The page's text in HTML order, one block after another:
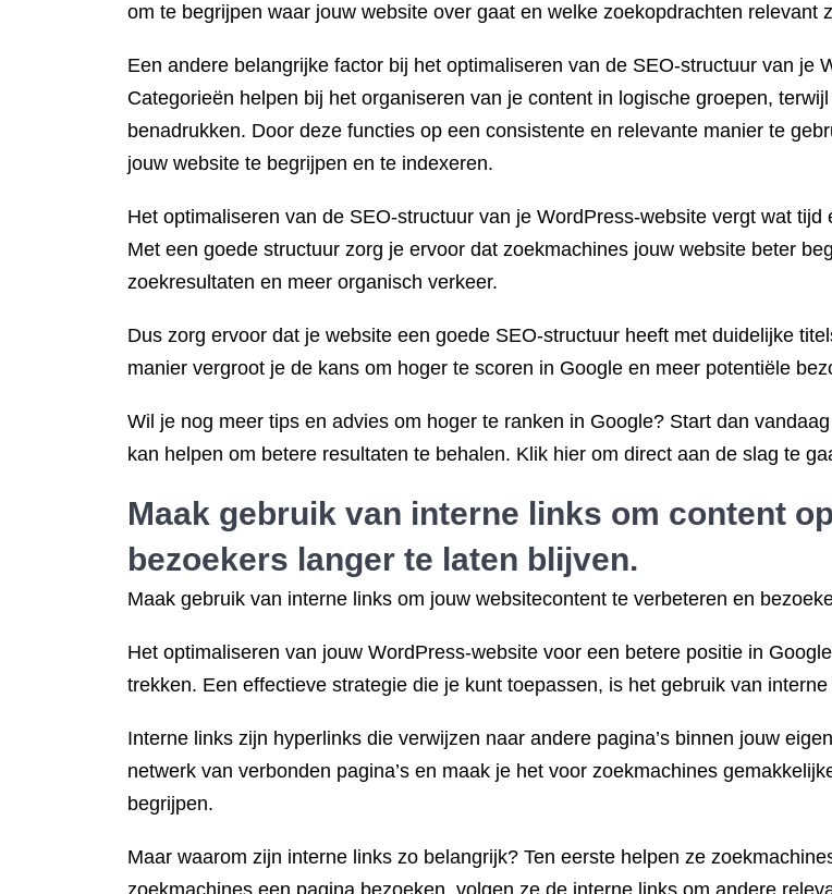
om te begrijpen waar jouw website over gaat en welke zoekopdrachten relevant
Een andere belangrijke factor bij het optimaliseren van de SEO-structuur van je
Categorieën helpen bij het organiseren van je content in logische groepen,
benadrukken. Door deze functies op een consistente en relevante manier te
jouw website te begrijpen en te indexeren.
Het optimaliseren van de SEO-structuur van je WordPress-website vergt wat
Met een goede structuur zorg je ervoor dat zoekmachines jouw website beter
zoekresultaten en meer organisch verkeer.
Dus zorg ervoor dat je website een goede SEO-structuur heeft met duidelijke
manier vergroot je de kans om hoger te scoren in Google en meer potentiële
Wil je nog meer tips en advies om hoger te ranken in Google? Start dan
kan helpen om betere resultaten te behalen. Klik hier om direct aan de slag te
Maak gebruik van interne links om content
bezoekers langer te laten blijven.
Maak gebruik van interne links om jouw websitecontent te verbeteren en
Het optimaliseren van jouw WordPress-website voor een betere positie in
trekken. Een effectieve strategie die je kunt toepassen, is het gebruik van interne
Interne links zijn hyperlinks die verwijzen naar andere pagina’s binnen jouw
netwerk van verbonden pagina’s en maak je het voor zoekmachines
begrijpen.
Maar waarom zijn interne links zo belangrijk? Ten eerste helpen ze
zoekmachines een pagina bezoeken, volgen ze de interne links om andere